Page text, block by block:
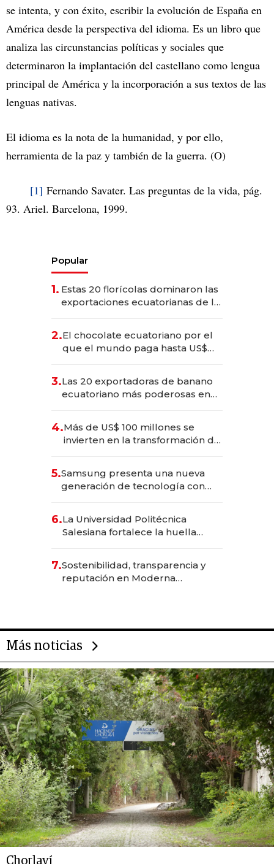
se intenta, y con éxito, escribir la evolución de España en
América desde la perspectiva del idioma. Es un libro que
analiza las circunstancias políticas y sociales que
determinaron la implantación del castellano como lengua
principal de América y la incorporación a sus textos de las
lenguas nativas.
El idioma es la nota de la humanidad, y por ello,
herramienta de la paz y también de la guerra. (O)
[1] Fernando Savater. Las preguntas de la vida, pág.
93. Ariel. Barcelona, 1999.
Popular
1. Estas 20 florícolas dominaron las
exportaciones ecuatorianas de la
2.El chocolate ecuatoriano por el
que el mundo paga hasta US$
3.Las 20 exportadoras de banano
ecuatoriano más poderosas en
4.Más de US$ 100 millones se
invierten en la transformación de
5.Samsung presenta una nueva
generación de tecnología con
6.La Universidad Politécnica
Salesiana fortalece la huella
7.Sostenibilidad, transparencia y
reputación en Moderna
Más noticias
Chorlaví